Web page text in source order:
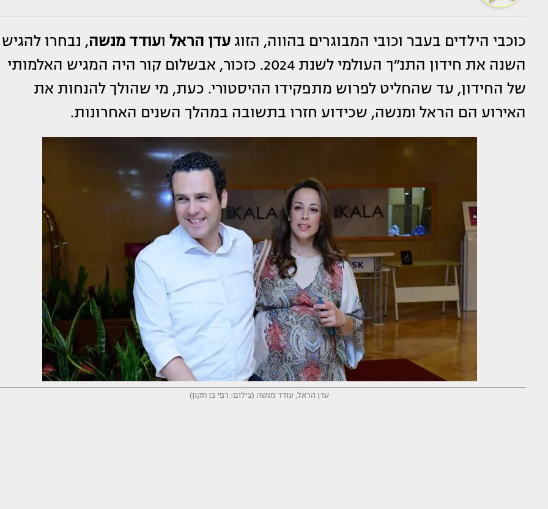
כוכבי הילדים בעבר וכובי המבוגרים בהווה, הזוגעדן הראל ועודד מנשה, נבחרו להגיש
השנה את חידון התנ״ך העולמי לשנת 2024. כזכור, אבשלום קור היה המגיש האלמותי
של החידון, עד שהחליט לפרוש מתפקידו ההיסטורי. כעת, מי שהולך להנחות את
האירוע הם הראל ומנשה, שכידוע חזרו בתשובה במהלך השנים האחרונות.
עדן הראל, עודד מנשה (צילום: רפי בן חקון)